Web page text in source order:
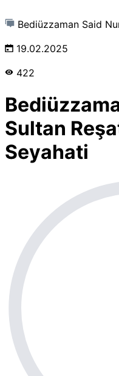
Bediüzzaman Said
19.02.2025
422
Sultan
Seyahati